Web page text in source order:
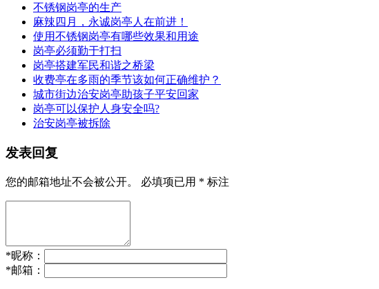
不锈钢岗亭的生产
麻辣四月，永诚岗亭人在前进！
使用不锈钢岗亭有哪些效果和用途
岗亭必须勤于打扫
岗亭搭建军民和谐之桥梁
收费亭在多雨的季节该如何正确维护？
城市街边治安岗亭助孩子平安回家
岗亭可以保护人身安全吗?
治安岗亭被拆除
发表回复
您的邮箱地址不会被公开。 必填项已用 * 标注
*昵称：
*邮箱：